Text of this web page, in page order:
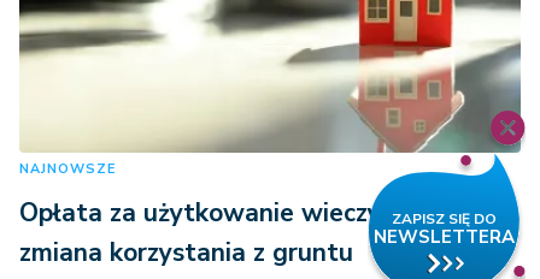
NAJNOWSZE
Opłata za użytkowanie wieczyste a
zmiana korzystania z gruntu